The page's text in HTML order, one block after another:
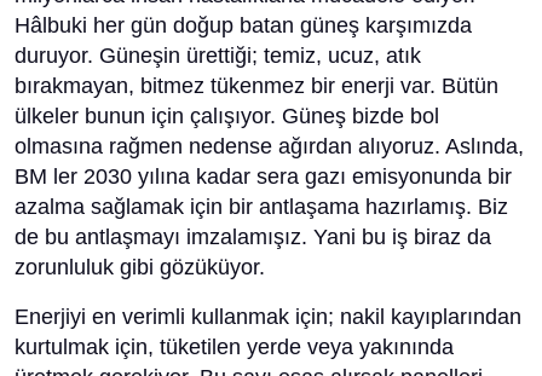
Hâlbuki her gün doğup batan güneş karşımızda
duruyor. Güneşin ürettiği; temiz, ucuz, atık
bırakmayan, bitmez tükenmez bir enerji var. Bütün
ülkeler bunun için çalışıyor. Güneş bizde bol
olmasına rağmen nedense ağırdan alıyoruz. Aslında,
BM ler 2030 yılına kadar sera gazı emisyonunda bir
azalma sağlamak için bir antlaşama hazırlamış. Biz
de bu antlaşmayı imzalamışız. Yani bu iş biraz da
zorunluluk gibi gözüküyor.
Enerjiyi en verimli kullanmak için; nakil kayıplarından
kurtulmak için, tüketilen yerde veya yakınında